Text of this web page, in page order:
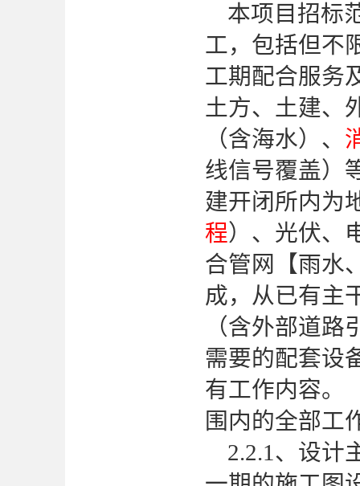
本项目招标
工，包括但不
工期配合服务
土方、土建、
（含海水）、
线信号覆盖）
建开闭所内为
程）、光伏、
合管网【雨水
成，从已有主
（含外部道路
需要的配套设
有工作内容。
围内的全部工
2.2.1、设计